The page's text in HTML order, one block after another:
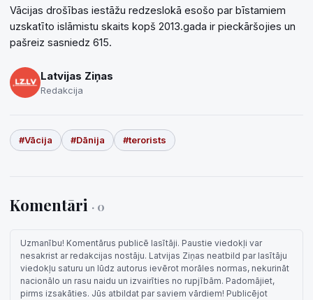
Vācijas drošības iestāžu redzeslokā esošo par bīstamiem
uzskatīto islāmistu skaits kopš 2013.gada ir pieckāršojies un
pašreiz sasniedz 615.
Latvijas Ziņas
Redakcija
#Vācija #Dānija #terorists
Komentāri · 0
Uzmanību! Komentārus publicē lasītāji. Paustie viedokļi var
nesakrist ar redakcijas nostāju. Latvijas Ziņas neatbild par lasītāju
viedokļu saturu un lūdz autorus ievērot morāles normas, nekurināt
nacionālo un rasu naidu un izvairīties no rupjībām. Padomājiet,
pirms izsakāties. Jūs atbildat par saviem vārdiem! Publicējot